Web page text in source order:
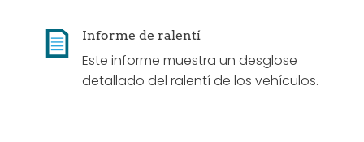
Informe de ralentí
Este informe muestra un desglose
detallado del ralentí de los vehículos.